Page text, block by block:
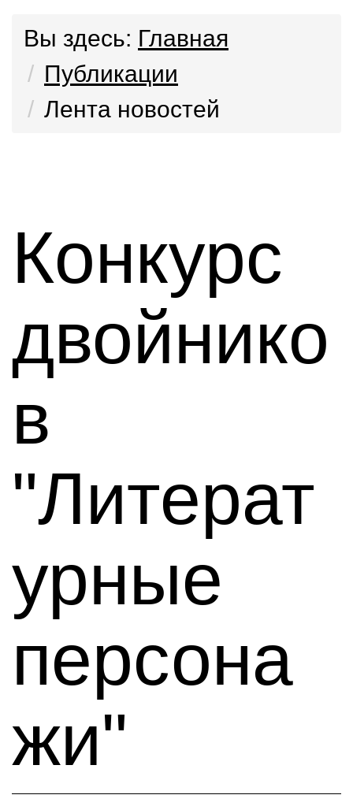
Вы здесь: Главная
Публикации
Лента новостей
Конкурс
двойнико
в
"Литерат
урные
персона
жи"